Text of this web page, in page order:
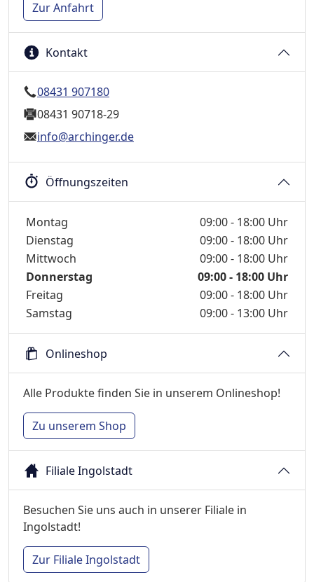
Zur Anfahrt
Kontakt
08431 907180
08431 90718-29
info@archinger.de
Öffnungszeiten
Wochentage / Monate
Öffnungszeiten / Hinweise
Montag
09:00 - 18:00 Uhr
Dienstag
09:00 - 18:00 Uhr
Mittwoch
09:00 - 18:00 Uhr
Donnerstag
09:00 - 18:00 Uhr
Freitag
09:00 - 18:00 Uhr
Samstag
09:00 - 13:00 Uhr
Onlineshop
Alle Produkte finden Sie in unserem Onlineshop!
Zu unserem Shop
Filiale Ingolstadt
Besuchen Sie uns auch in unserer Filiale in
Ingolstadt!
Zur Filiale Ingolstadt